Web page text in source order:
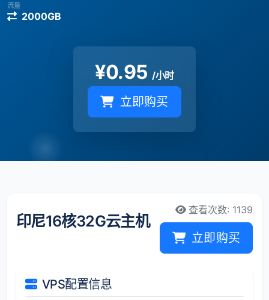
流量
2000GB
¥0.95 /小时
立即购买
印尼16核32G云主机
查看次数: 1139
立即购买
VPS配置信息